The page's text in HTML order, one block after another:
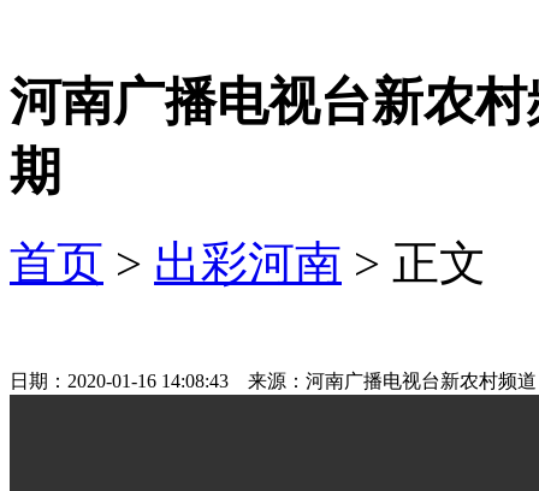
河南广播电视台新农
期
首页 > 出彩河南 > 正文
日期：2020-01-16 14:08:43 来源：河南广播电视台新农村